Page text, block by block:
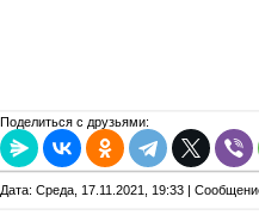
Поделиться с друзьями:
Дата: Среда, 17.11.2021, 19:33 |